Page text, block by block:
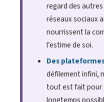
regard des
réseaux sociaux
nourrissent la
l’estime de soi.
Des
défilement infini,
tout est fait pour